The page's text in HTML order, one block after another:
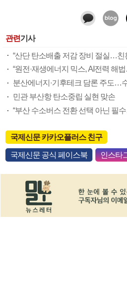
관련기사
“산단 탄소배출 저감 장비 절실…친
“원전·재생에너지 믹스, AI전력 해
민관 부산항 탄소중립 실현 맞손
국제신문 카카오플러스 친구
국제신문 공식 페이스북 인스타